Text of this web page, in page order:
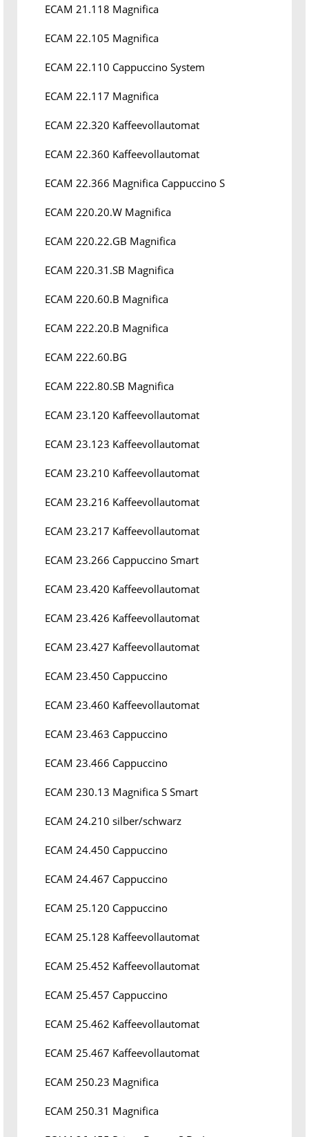
ECAM 21.118 Magnifica
ECAM 22.105 Magnifica
ECAM 22.110 Cappuccino System
ECAM 22.117 Magnifica
ECAM 22.320 Kaffeevollautomat
ECAM 22.360 Kaffeevollautomat
ECAM 22.366 Magnifica Cappuccino S
ECAM 220.20.W Magnifica
ECAM 220.22.GB Magnifica
ECAM 220.31.SB Magnifica
ECAM 220.60.B Magnifica
ECAM 222.20.B Magnifica
ECAM 222.60.BG
ECAM 222.80.SB Magnifica
ECAM 23.120 Kaffeevollautomat
ECAM 23.123 Kaffeevollautomat
ECAM 23.210 Kaffeevollautomat
ECAM 23.216 Kaffeevollautomat
ECAM 23.217 Kaffeevollautomat
ECAM 23.266 Cappuccino Smart
ECAM 23.420 Kaffeevollautomat
ECAM 23.426 Kaffeevollautomat
ECAM 23.427 Kaffeevollautomat
ECAM 23.450 Cappuccino
ECAM 23.460 Kaffeevollautomat
ECAM 23.463 Cappuccino
ECAM 23.466 Cappuccino
ECAM 230.13 Magnifica S Smart
ECAM 24.210 silber/schwarz
ECAM 24.450 Cappuccino
ECAM 24.467 Cappuccino
ECAM 25.120 Cappuccino
ECAM 25.128 Kaffeevollautomat
ECAM 25.452 Kaffeevollautomat
ECAM 25.457 Cappuccino
ECAM 25.462 Kaffeevollautomat
ECAM 25.467 Kaffeevollautomat
ECAM 250.23 Magnifica
ECAM 250.31 Magnifica